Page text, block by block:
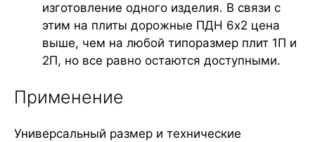
изготовление одного изделия. В связи с
этим на плиты дорожные ПДН 6х2 цена
выше, чем на любой типоразмер плит 1П и
2П, но все равно остаются доступными.
Применение
Универсальный размер и технические